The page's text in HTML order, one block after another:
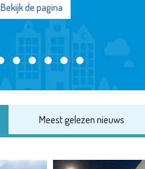
Bekijk de pagina
Meest gelezen nieuws